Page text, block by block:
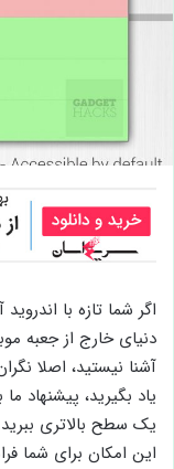
اگر شما تازه با
دنیای خارج از جعبه
آشنا نیستید، اصلا
یاد بگیرید، پیشنهاد
یک سطح بالاتری
این امکان برای شما